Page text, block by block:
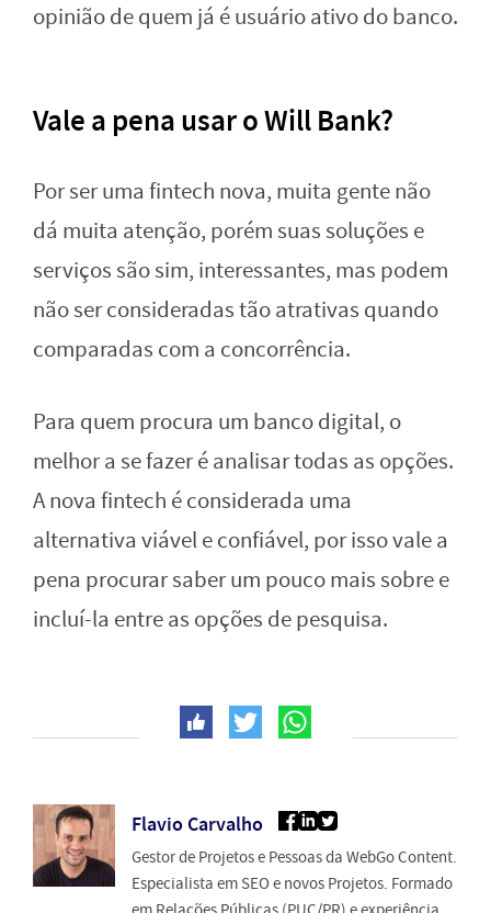
opinião de quem já é usuário ativo do banco.
Vale a pena usar o Will Bank?
Por ser uma fintech nova, muita gente não
dá muita atenção, porém suas soluções e
serviços são sim, interessantes, mas podem
não ser consideradas tão atrativas quando
comparadas com a concorrência.
Para quem procura um banco digital, o
melhor a se fazer é analisar todas as opções.
A nova fintech é considerada uma
alternativa viável e confiável, por isso vale a
pena procurar saber um pouco mais sobre e
incluí-la entre as opções de pesquisa.
Flavio Carvalho
Gestor de Projetos e Pessoas da WebGo Content.
Especialista em SEO e novos Projetos. Formado